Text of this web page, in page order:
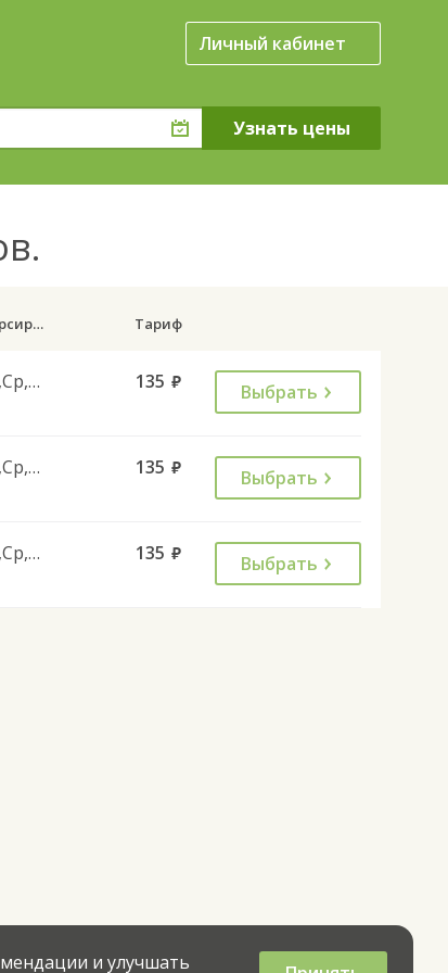
Личный кабинет
Дни курсирования Тариф
Пн,Вт,Ср,Чт,Пт 135 руб. Выбрать
Пн,Вт,Ср,Чт,Пт 135 руб. Выбрать
Пн,Вт,Ср,Чт,Пт 135 руб. Выбрать
и улучшать